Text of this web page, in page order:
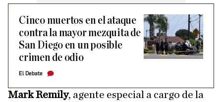
Cinco muertos en el ataque
contra la mayor mezquita de
San Diego en un posible
crimen de odio
El Debate
Mark Remily, agente especial a cargo de la